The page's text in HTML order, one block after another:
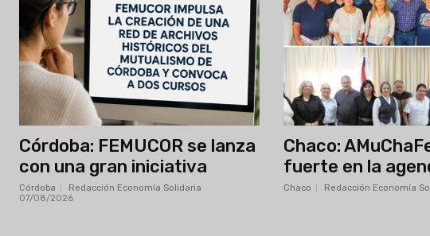
Córdoba: FEMUCOR se lanza
con una gran iniciativa
Córdoba Redacción Economía Solidaria
07/08/2026
Chaco:
fuerte en la
Chaco Redacción Economía